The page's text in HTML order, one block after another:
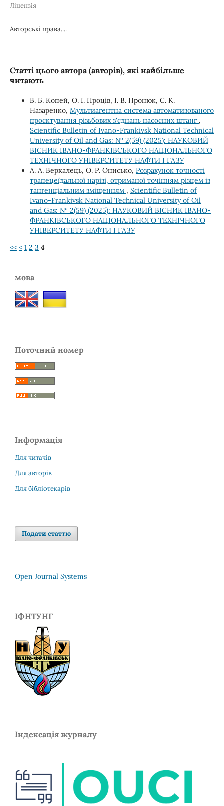
Ліцензія
Авторські права....
Статті цього автора (авторів), які найбільше
читають
В. Б. Копей, О. І. Проців, І. В. Пронюк, С. К.
Назаренко, Мультиагентна система автоматизованого
проєктування різьбових з'єднань насосних штанг ,
Scientific Bulletin of Ivano-Frankivsk National Technical
University of Oil and Gas: № 2(59) (2025): НАУКОВИЙ
ВІСНИК ІВАНО-ФРАНКІВСЬКОГО НАЦІОНАЛЬНОГО
ТЕХНІЧНОГО УНІВЕРСИТЕТУ НАФТИ І ГАЗУ
А. А. Веркалець, О. Р. Онисько, Розрахунок точності
трапецеїдальної нарізі, отриманої точінням різцем із
тангенціальним зміщенням , Scientific Bulletin of
Ivano-Frankivsk National Technical University of Oil
and Gas: № 2(59) (2025): НАУКОВИЙ ВІСНИК ІВАНО-
ФРАНКІВСЬКОГО НАЦІОНАЛЬНОГО ТЕХНІЧНОГО
УНІВЕРСИТЕТУ НАФТИ І ГАЗУ
<< < 1 2 3 4
мова
Поточний номер
Інформація
Для читачів
Для авторів
Для бібліотекарів
Подати статтю
Open Journal Systems
ІФНТУНГ
Індексація журналу